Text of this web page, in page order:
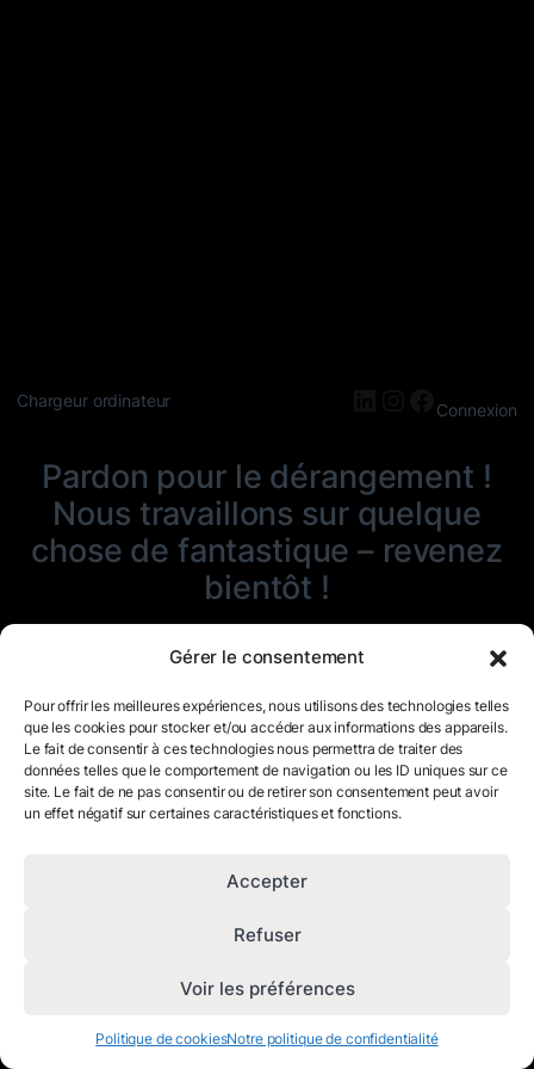
Gérer le consentement
Pour offrir les meilleures expériences, nous utilisons des technologies telles
que les cookies pour stocker et/ou accéder aux informations des appareils.
Le fait de consentir à ces technologies nous permettra de traiter des
données telles que le comportement de navigation ou les ID uniques sur ce
site. Le fait de ne pas consentir ou de retirer son consentement peut avoir
un effet négatif sur certaines caractéristiques et fonctions.
Accepter
Refuser
Voir les préférences
Politique de cookiesNotre politique de confidentialité
Chargeur ordinateur LinkedIn
Instagram
Connexion
Pardon pour le dérangement !
Nous travaillons sur quelque
chose de fantastique – revenez
bientôt !